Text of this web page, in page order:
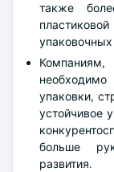
также
упаковки,
устойчивое
больше
развития.